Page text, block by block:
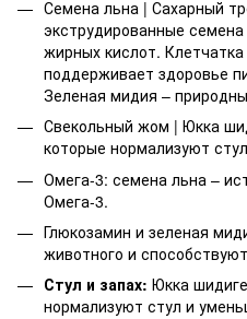
Семена льна | Сахарный
экструдированные
жирных кислот. Клетчатка
поддерживает здоровье
Зеленая мидия –
Свекольный жом | Юкка
которые нормализуют
Омега-3: семена льна –
Омега-3.
Глюкозамин и зеленая
животного и
Стул и запах: Юкка
нормализуют стул и